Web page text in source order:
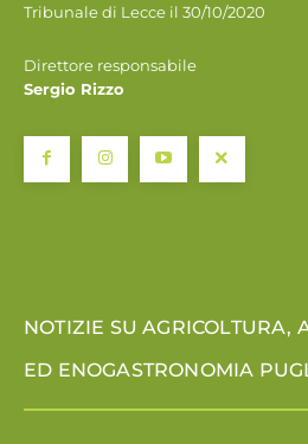
Tribunale di Lecce il 30/10/2020
Direttore responsabile
Sergio Rizzo
NOTIZIE SU AGRICOLTURA,
ED ENOGASTRONOMIA